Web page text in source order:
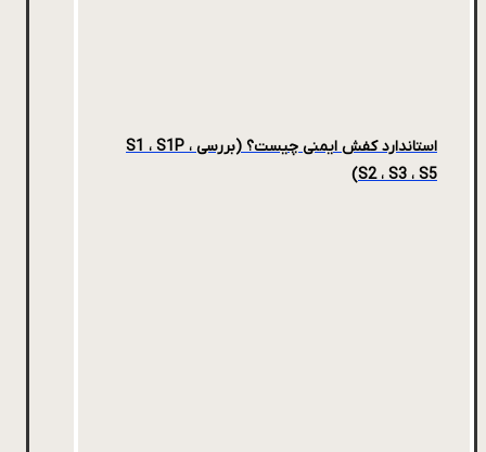
استاندارد کفش ایمنی چیست؟ (بررسی S1 ، S1P ،
S2 ، S3 ، S5)